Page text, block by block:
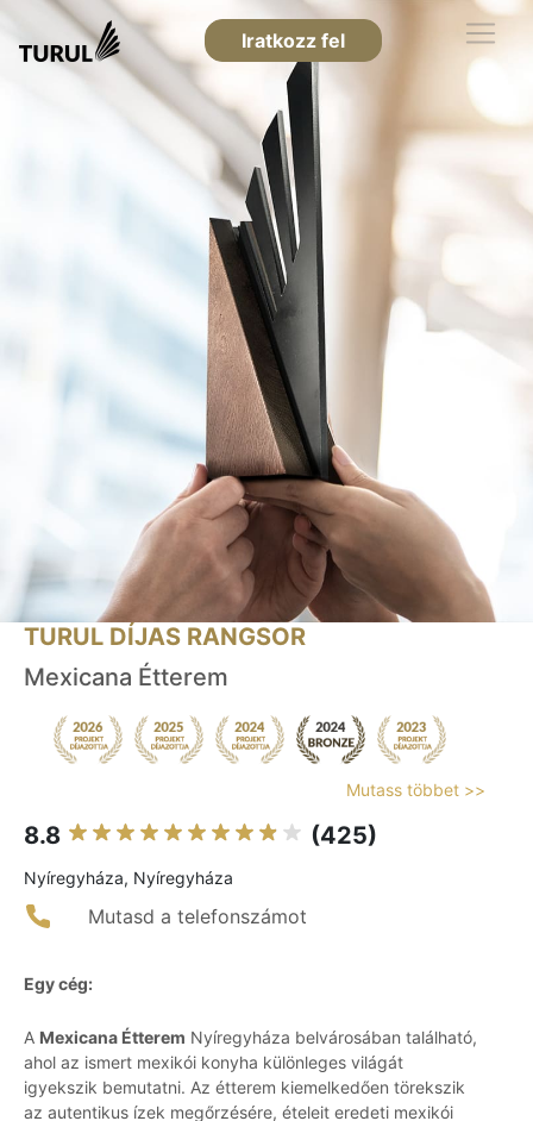
Iratkozz fel
TURUL DÍJAS RANGSOR
Mexicana Étterem
Mutass többet >>
8.8 (425)
Nyíregyháza, Nyíregyháza
Mutasd a telefonszámot
Egy cég:
A Mexicana Étterem Nyíregyháza belvárosában található,
ahol az ismert mexikói konyha különleges világát
igyekszik bemutatni. Az étterem kiemelkedően törekszik
az autentikus ízek megőrzésére, ételeit eredeti mexikói